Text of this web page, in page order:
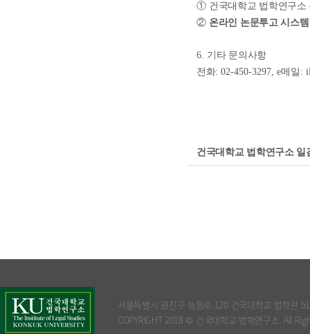
① 건국대학교 법학연구소
② 온라인 논문투고 시스
6. 기타 문의사항
전화: 02-450-3297, e메일 :
건국대학교 법학연구소 일
서울특별시 광진구 능동로 120 건국대학교 법학관
COPYRIGHT 2018 © 건국대학교 법학연구소. All